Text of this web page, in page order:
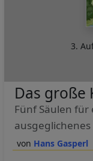
3.
Hans Gasperl
Das große
Fünf Säulen
ausgeglichenes